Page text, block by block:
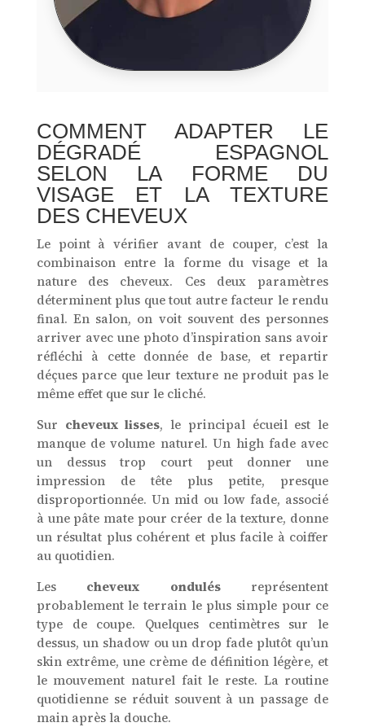
COMMENT ADAPTER LE
DÉGRADÉ ESPAGNOL
SELON LA FORME DU
VISAGE ET LA TEXTURE
DES CHEVEUX
Le point à vérifier avant de couper, c’est la
combinaison entre la forme du visage et la
nature des cheveux. Ces deux paramètres
déterminent plus que tout autre facteur le rendu
final. En salon, on voit souvent des personnes
arriver avec une photo d’inspiration sans avoir
réfléchi à cette donnée de base, et repartir
déçues parce que leur texture ne produit pas le
même effet que sur le cliché.
Sur cheveux lisses, le principal écueil est le
manque de volume naturel. Un high fade avec
un dessus trop court peut donner une
impression de tête plus petite, presque
disproportionnée. Un mid ou low fade, associé
à une pâte mate pour créer de la texture, donne
un résultat plus cohérent et plus facile à coiffer
au quotidien.
Les cheveux ondulésreprésentent
probablement le terrain le plus simple pour ce
type de coupe. Quelques centimètres sur le
dessus, un shadow ou un drop fade plutôt qu’un
skin extrême, une crème de définition légère, et
le mouvement naturel fait le reste. La routine
quotidienne se réduit souvent à un passage de
main après la douche.